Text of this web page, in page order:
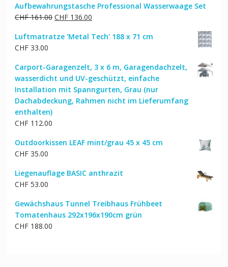
Aufbewahrungstasche Professional Wasserwaage Set
CHF161.00 Ursprünglicher
war:
CHF136.00Aktueller
ist:
Luftmatratze 'Metal Tech' 188 x 71 cm
CHF33.00
Carport-Garagenzelt, 3 x 6 m, Garagendachzelt,
wasserdicht und UV-geschützt, einfache
Installation mit Spanngurten, Grau (nur
Dachabdeckung, Rahmen nicht im Lieferumfang
enthalten)
CHF112.00
Outdoorkissen LEAF mint/grau 45 x 45 cm
CHF35.00
Liegenauflage BASIC anthrazit
CHF53.00
Gewächshaus Tunnel Treibhaus Frühbeet
Tomatenhaus 292x196x190cm grün
CHF188.00